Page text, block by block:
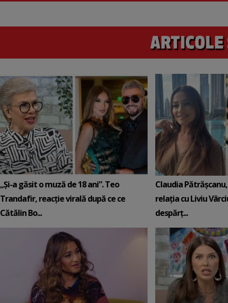
„Și-a găsit o muză de 18 ani”. Teo
Trandafir, reacție virală după ce ce
Cătălin Bo...
Claudia
relația cu Liviu
despărț...